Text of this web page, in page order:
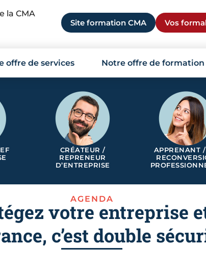
la CMA
Site formation CMA Vos
offre de services Notre offre de formation
CRÉATEUR /
REPRENEUR
D’ENTREPRISE
APPRENANT
AGENDA
votre entreprise
c’est double